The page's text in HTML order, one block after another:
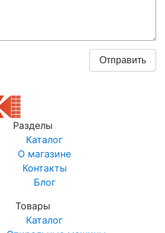
Разделы
Каталог
О магазине
Контакты
Блог
Товары
Каталог